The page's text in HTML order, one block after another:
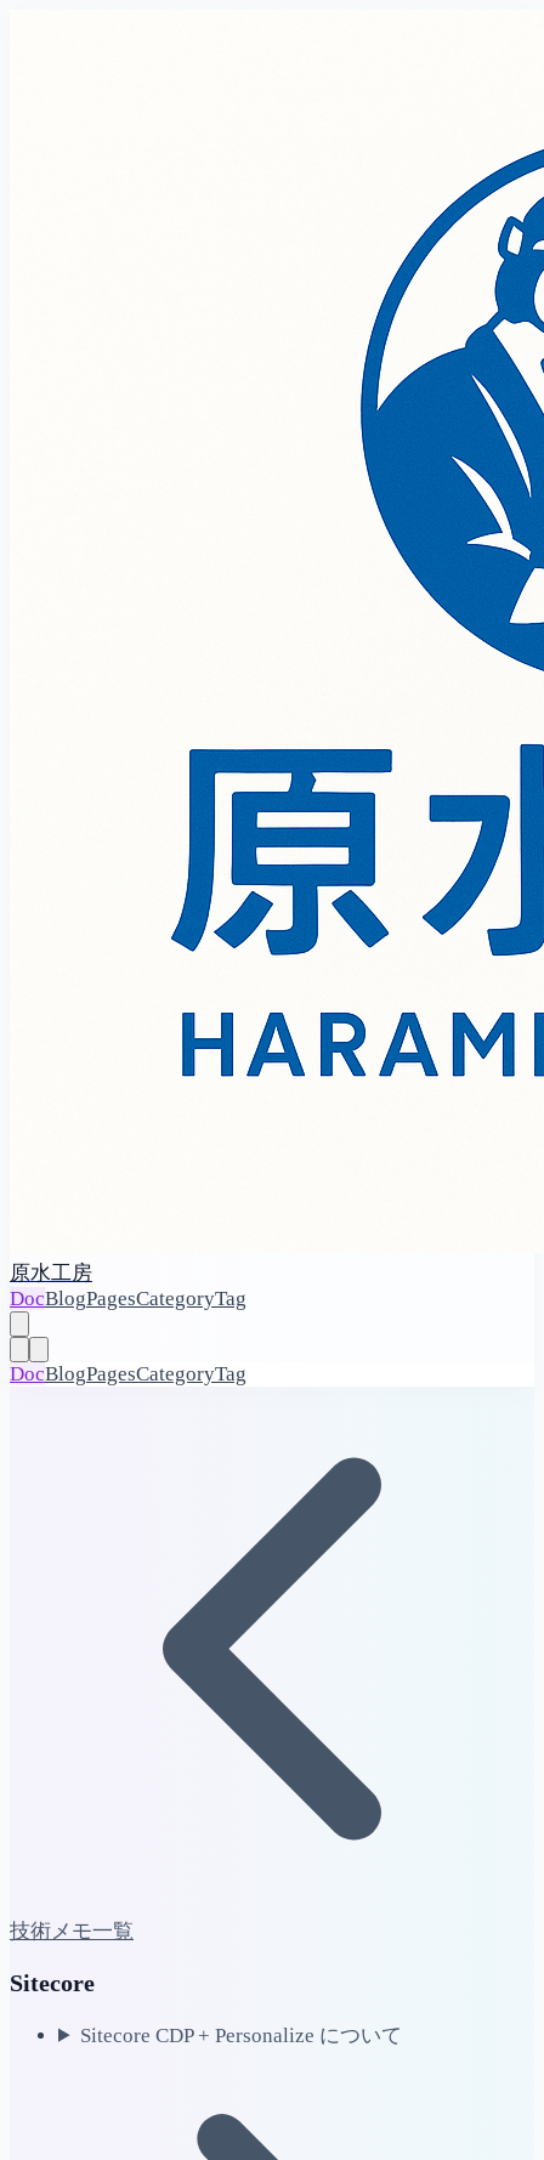
原水工房
DocBlogPagesCategoryTag
DocBlogPagesCategoryTag
技術メモ一覧
Sitecore
Sitecore CDP + Personalize について